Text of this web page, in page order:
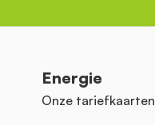
Energie
Onze tariefkaarten